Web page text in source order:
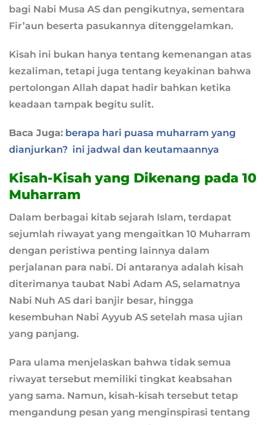
bagi Nabi Musa AS dan pengikutnya, sementara
Fir’aun beserta pasukannya ditenggelamkan.
Kisah ini bukan hanya tentang kemenangan atas
kezaliman, tetapi juga tentang keyakinan bahwa
pertolongan Allah dapat hadir bahkan ketika
keadaan tampak begitu sulit.
Baca Juga: berapa hari puasa muharram yang
dianjurkan? ini jadwal dan keutamaannya
Kisah-Kisah yang Dikenang pada 10
Muharram
Dalam berbagai kitab sejarah Islam, terdapat
sejumlah riwayat yang mengaitkan 10 Muharram
dengan peristiwa penting lainnya dalam
perjalanan para nabi. Di antaranya adalah kisah
diterimanya taubat Nabi Adam AS, selamatnya
Nabi Nuh AS dari banjir besar, hingga
kesembuhan Nabi Ayyub AS setelah masa ujian
yang panjang.
Para ulama menjelaskan bahwa tidak semua
riwayat tersebut memiliki tingkat keabsahan
yang sama. Namun, kisah-kisah tersebut tetap
mengandung pesan yang menginspirasi tentang